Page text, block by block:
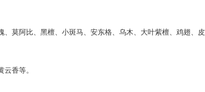
莫阿比、黑檀、小斑马、安东格、乌木、大叶紫檀、鸡翅、皮
香等。